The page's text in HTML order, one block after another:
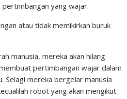
yang wajar.
atau tidak memikirkan buruk
manusia, mereka akan hilang
pertimbangan wajar dalam
Selagi mereka bergelar manusia
robot yang akan mengikut